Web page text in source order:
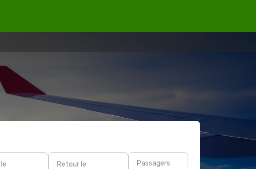
Retour le Passagers